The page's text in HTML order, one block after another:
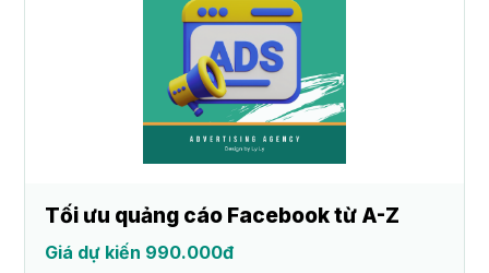
Tối ưu quảng cáo Facebook từ A-Z
Giá dự kiến 990.000đ